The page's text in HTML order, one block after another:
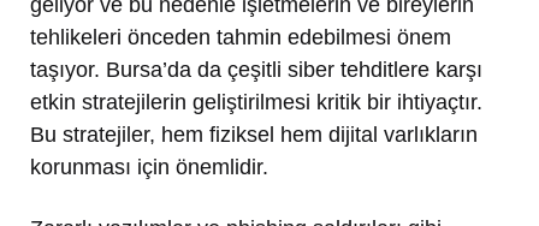
tehlikeleri önceden tahmin edebilmesi önem
taşıyor. Bursa’da da çeşitli siber tehditlere karşı
etkin stratejilerin geliştirilmesi kritik bir ihtiyaçtır.
Bu stratejiler, hem fiziksel hem dijital varlıkların
korunması için önemlidir.